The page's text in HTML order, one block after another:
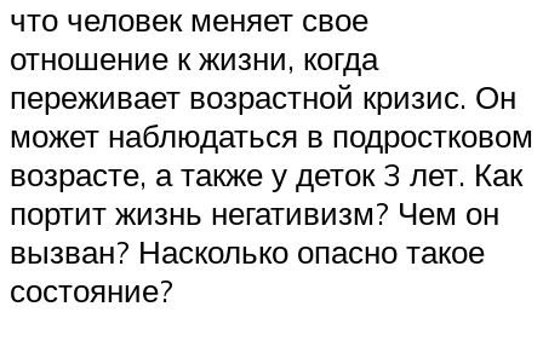
что человек меняет свое
отношение к жизни, когда
переживает возрастной кризис. Он
может наблюдаться в подростковом
возрасте, а также у деток 3 лет. Как
портит жизнь негативизм? Чем он
вызван? Насколько опасно такое
состояние?